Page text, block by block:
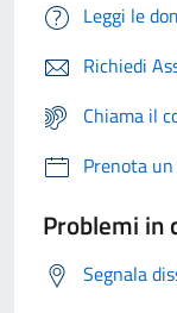
Leggi le
Richiedi
Chiama il
Prenota
Problemi in
Segnala